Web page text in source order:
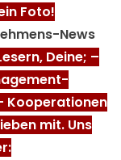
Foto!
News
Deine; –
Kooperationen
mit. Uns